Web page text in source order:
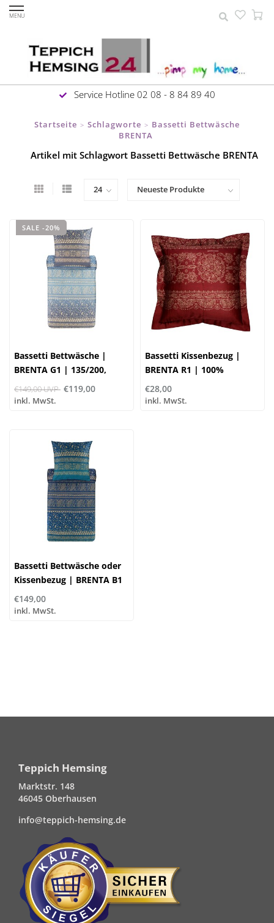
MENU
Service Hotline 02 08 - 8 84 89 40
Startseite > Schlagworte > Bassetti Bettwäsche
BRENTA
Artikel mit Schlagwort Bassetti Bettwäsche BRENTA
SALE -20%
Bassetti Bettwäsche |
BRENTA G1 | 135/200,
80/80 cm
€149,00 UVP €119,00
inkl. MwSt.
Bassetti Kissenbezug |
BRENTA R1 | 100%
Baumwolle
€28,00
inkl. MwSt.
Bassetti Bettwäsche oder
Kissenbezug | BRENTA B1
€149,00
inkl. MwSt.
Teppich Hemsing
Marktstr. 148
46045 Oberhausen
info@teppich-hemsing.de